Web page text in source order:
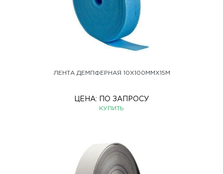
ЛЕНТА ДЕМПФЕРНАЯ 10Х100ММХ15М
ЦЕНА: ПО ЗАПРОСУ
КУПИТЬ